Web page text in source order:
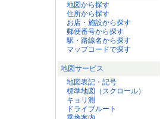
地図から探す
住所から探す
お店・施設から探す
郵便番号から探す
駅・路線名から探す
マップコードで探す
地図サービス
地図表記・記号
標準地図（スクロール）
キョリ測
ドライブルート